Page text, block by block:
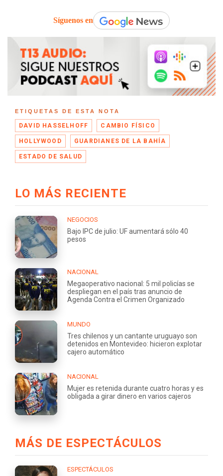
Síguenos en
ETIQUETAS DE ESTA NOTA
DAVID HASSELHOFF CAMBIO FÍSICO
HOLLYWOOD GUARDIANES DE LA BAHÍA
ESTADO DE SALUD
LO MÁS RECIENTE
NEGOCIOS
Bajo IPC de julio: UF aumentará sólo 40
pesos
NACIONAL
Megaoperativo nacional: 5 mil policías se
despliegan en el país tras anuncio de
Agenda Contra el Crimen Organizado
MUNDO
Tres chilenos y un cantante uruguayo son
detenidos en Montevideo: hicieron explotar
cajero automático
NACIONAL
Mujer es retenida durante cuatro horas y es
obligada a girar dinero en varios cajeros
MÁS DE ESPECTÁCULOS
ESPECTÁCULOS